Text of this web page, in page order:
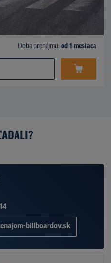
Doba prenájmu: od 1 mesiaca
billboardov.sk